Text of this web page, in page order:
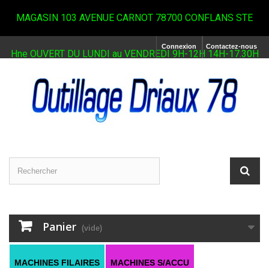
MAGASIN 103 AVENUE CARNOT 78700 CONFLANS STE
Hne OUVERT DU LUNDI au VENDREDI 9H-12H 14H-17.30H
Contactez-nous
Connexion
Panier (vide)
MACHINES FILAIRES MACHINES S/ACCU